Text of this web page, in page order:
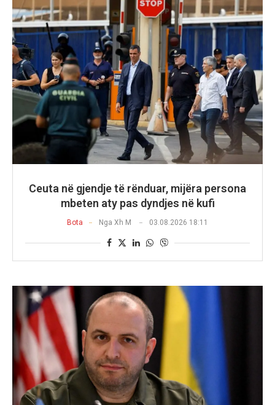
Ceuta në gjendje të rënduar, mijëra persona
mbeten aty pas dyndjes në kufi
Bota Nga Xh M 03.08.2026 18:11